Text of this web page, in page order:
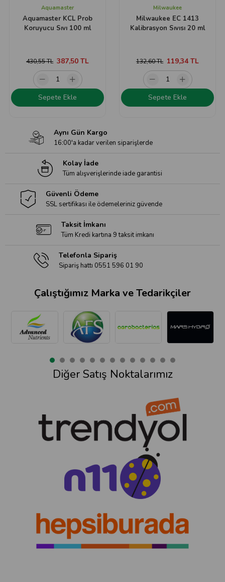
Aquamaster
Aquamaster KCL Prob
Koruyucu Sıvı 100 ml
387,50 TL
430,55 TL
Sepete Ekle
Milwaukee
Milwaukee EC 1413
Kalibrasyon Sıvısı 20 ml
119,34 TL
132,60 TL
Sepete Ekle
Aynı Gün Kargo
16:00'a kadar verilen siparişlerde
Kolay İade
Tüm alışverişlerinde iade garantisi
Güvenli Ödeme
SSL sertifikası ile ödemeleriniz güvende
Taksit İmkanı
Tüm Kredi kartına 9 taksit imkanı
Telefonla Sipariş
Sipariş hattı 0551 596 01 90
Çalıştığımız Marka ve Tedarikçiler
Diğer Satış Noktalarımız